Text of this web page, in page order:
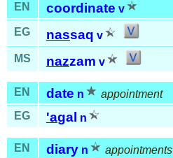
EN coordinate v
EG
nassaq v
MS nazzam v
EN date n
appointment
EG
'agal n
EN diary n
appointments